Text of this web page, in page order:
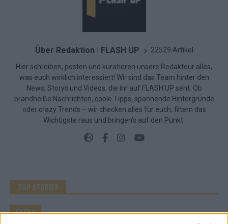
Über Redaktion | FLASH UP 22529 Artikel
Hier schreiben, posten und kuratieren unsere Redakteur alles,
was euch wirklich interessiert! Wir sind das Team hinter den
News, Storys und Videos, die ihr auf FLASH UP seht. Ob
brandheiße Nachrichten, coole Tipps, spannende Hintergründe
oder crazy Trends – wir checken alles für euch, filtern das
Wichtigste raus und bringen’s auf den Punkt.
TOP STORIES
EXTRA